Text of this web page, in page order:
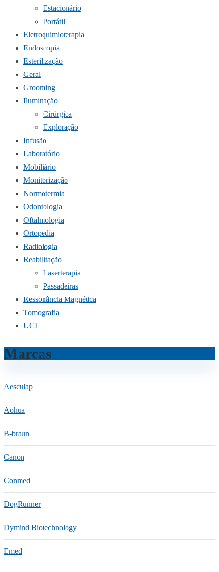
Estacionário
Portátil
Eletroquimioterapia
Endoscopia
Esterilização
Geral
Grooming
Iluminação
Cirúrgica
Exploração
Infusão
Laboratório
Mobiliário
Monitorização
Normotermia
Odontologia
Oftalmologia
Ortopedia
Radiologia
Reabilitação
Laserterapia
Passadeiras
Ressonância Magnética
Tomografia
UCI
Marcas
Aesculap
Aohua
B-braun
Canon
Conmed
DogRunner
Dymind Biotechnology
Emed